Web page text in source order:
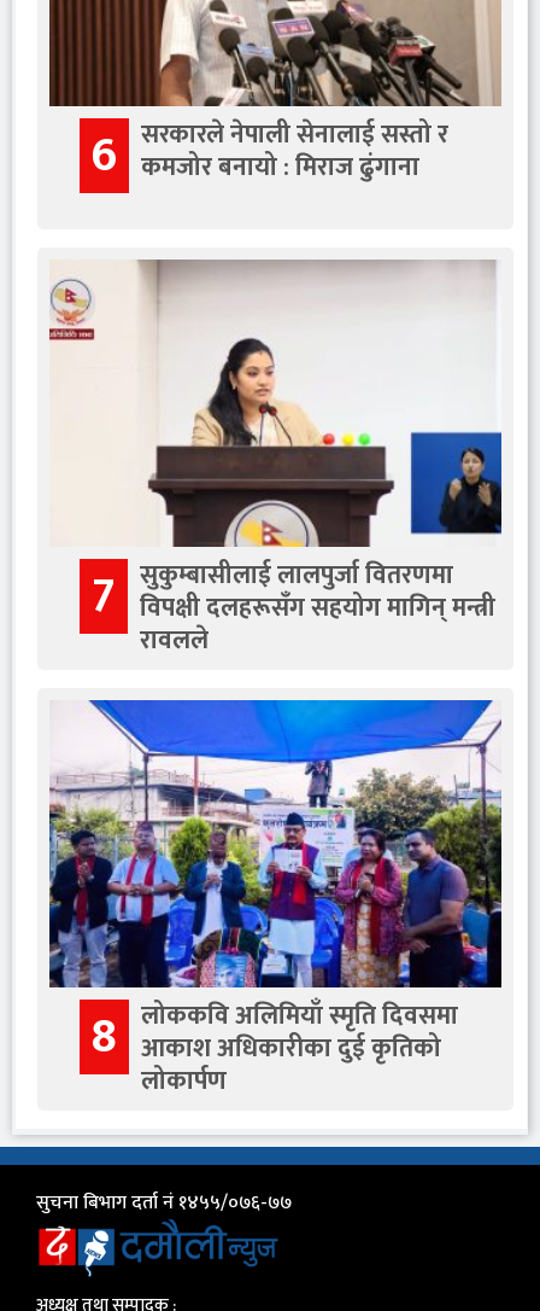
6 सरकारले नेपाली सेनालाई सस्तो र
कमजोर बनायो : मिराज ढुंगाना
7 सुकुम्बासीलाई लालपुर्जा वितरणमा
विपक्षी दलहरूसँग सहयोग मागिन् मन्त्री
रावलले
8 लोककवि अलिमियाँ स्मृति दिवसमा
आकाश अधिकारीका दुई कृतिको
लोकार्पण
सुचना बिभाग दर्ता नं १४५५/०७६-७७